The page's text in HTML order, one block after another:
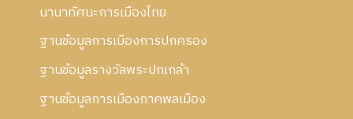
นานาทัศนะการเมืองไทย
ฐานข้อมูลการเมืองการปกครอง
ฐานข้อมูลรางวัลพระปกเกล้า
ฐานข้อมูลการเมืองภาคพลเมือง